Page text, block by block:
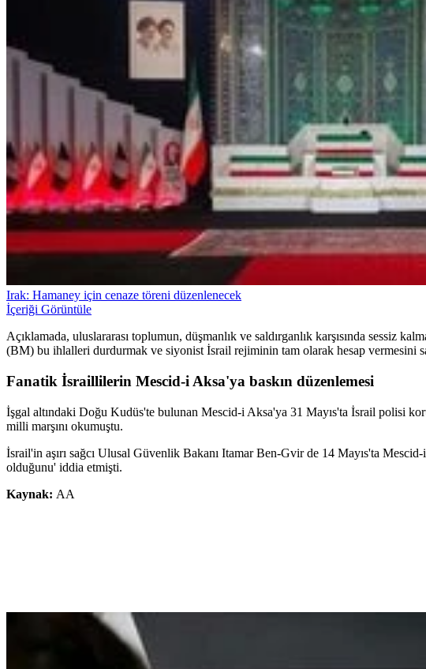
Irak: Hamaney için cenaze töreni düzenlenecek
İçeriği Görüntüle
Açıklamada, uluslararası toplumun, düşmanlık ve saldırganlık karşısında sessiz
(BM) bu ihlalleri durdurmak ve siyonist İsrail rejiminin tam olarak hesap vermesini
Fanatik İsraillilerin Mescid-i Aksa'ya baskın düzenlemesi
İşgal altındaki Doğu Kudüs'te bulunan Mescid-i Aksa'ya 31 Mayıs'ta İsrail polisi
milli marşını okumuştu.
İsrail'in aşırı sağcı Ulusal Güvenlik Bakanı Itamar Ben-Gvir de 14 Mayıs'ta
olduğunu' iddia etmişti.
Kaynak: AA